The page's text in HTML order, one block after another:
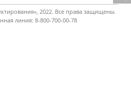
2022. Все права защищены.
линия: 8-800-700-00-78